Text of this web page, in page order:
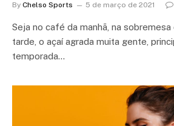
By Chelso Sports 5 de março de 2021
Seja no café da manhã, na sobremesa
tarde, o açaí agrada muita gente,
temporada…